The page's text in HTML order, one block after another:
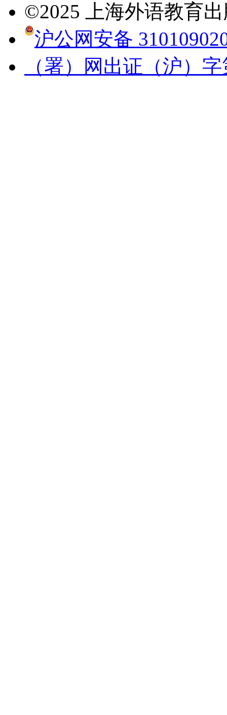
©2025 上海外语教育
沪公网安备
（署）网出证（沪）